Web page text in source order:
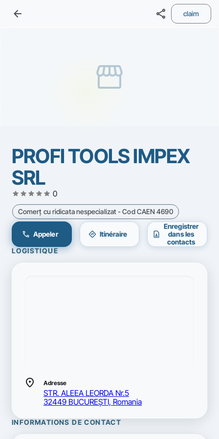
arrow_back share claim
storefront
PROFI TOOLS IMPEX
SRL
star star star star star 0
Comerţ cu ridicata nespecializat - Cod CAEN 4690
call Appeler directions Itinéraire contact_page
Enregistrer
dans les
contacts
LOGISTIQUE
location_on Adresse
STR. ALEEA LEORDA Nr.5
32449 BUCUREŞTI, Romania
INFORMATIONS DE CONTACT